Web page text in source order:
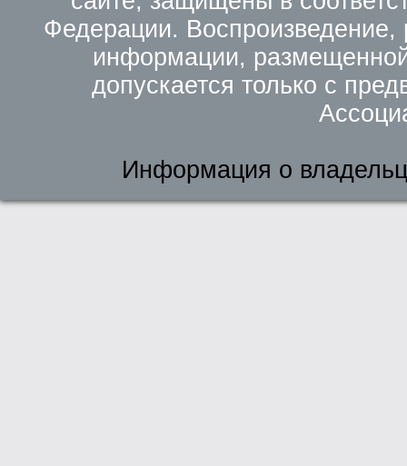
Федерации. Воспроизведение,
информации,
допускается только с
Информация о